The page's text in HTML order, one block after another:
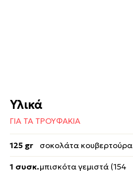
Υλικά
ΓΙΑ ΤΑ ΤΡΟΥΦΑΚΙΑ
125 gr σοκολάτα κουβερτούρα
1 συσκ.μπισκότα γεμιστά (154